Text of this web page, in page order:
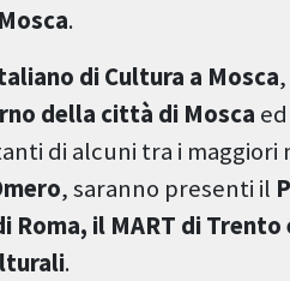
.
di Cultura a Mosca
della città di Mosca
di alcuni tra i maggiori
, saranno presenti il
Roma, il MART di
.